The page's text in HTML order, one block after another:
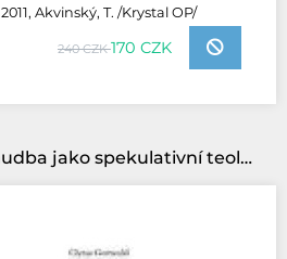
2011, Akvinský, T. /Krystal OP/
240 CZK170 CZK
Nová hudba jako spekulativní teologie - Náboženská zkušenost a avantgarda ve 20. století